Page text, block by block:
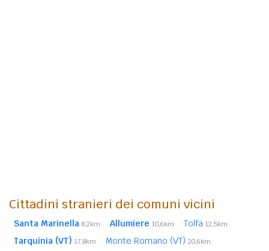
Cittadini stranieri dei comuni vicini
Santa Marinella 8,2km Allumiere 10,6km Tolfa 12,5km
Tarquinia (VT) 17,8km Monte Romano (VT) 20,6km